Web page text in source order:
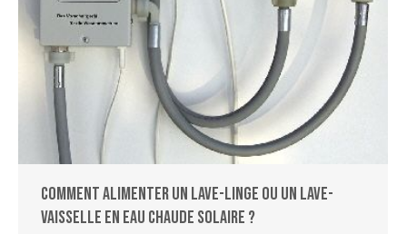
Comment alimenter un lave-linge ou un lave-
vaisselle en eau chaude solaire ?